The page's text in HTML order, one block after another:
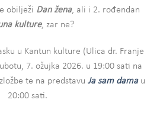
obilježi Dan žena, ali i 2. rođendan
kulture, zar ne?
u Kantun kulture (Ulica dr. Franje
7. ožujka 2026. u 19:00 sati na
te na predstavu Ja sam damau
20:00 sati.